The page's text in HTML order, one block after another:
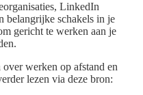
LinkedIn
belangrijke schakels in je
gericht te werken aan je
werken op afstand en
lezen via deze bron: